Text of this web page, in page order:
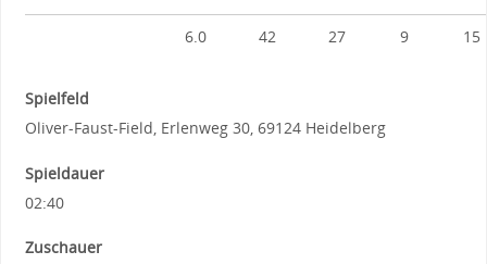
6.0 42 27 9 15
Spielfeld
Oliver-Faust-Field, Erlenweg 30, 69124 Heidelberg
Spieldauer
02:40
Zuschauer